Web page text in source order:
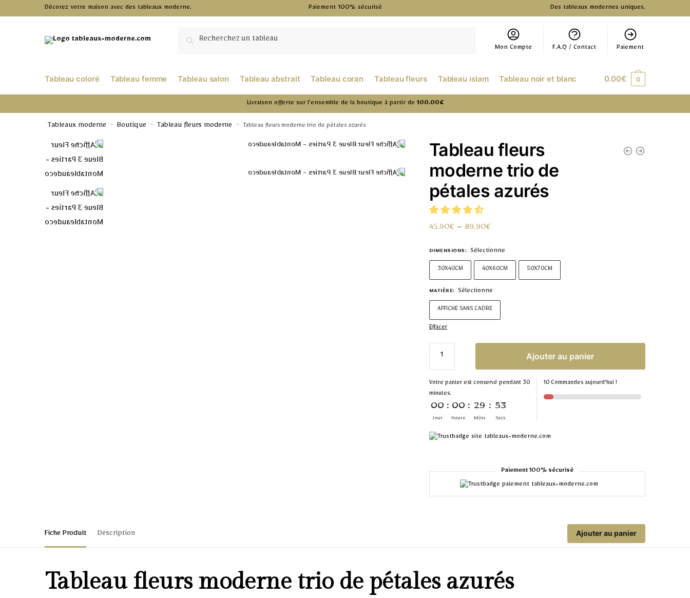
Décorez votre maison avec des tableaux moderne. Paiement 100% sécurisé Des tableaux modernes uniques.
RECHERCHE
Mon Compte F.A.Q / Contact Paiement
Tableau coloré Tableau femme Tableau salon Tableau abstrait Tableau coran Tableau fleurs Tableau islam Tableau noir et blanc 0.00€ 0
Livraison offerte sur l’ensemble de la boutique à partir de 100.00€
Tableaux moderne » Boutique » Tableau fleurs moderne » Tableau fleurs moderne trio de pétales azurés
Tableau fleurs
moderne trio de
pétales azurés
45.90€ – 89.90€
DIMENSIONS: Sélectionne
30X40CM 40X60CM 50X70CM
MATIÈRE: Sélectionne
AFFICHE SANS CADRE
Effacer
Ajouter au panier
Votre panier est conservé pendant 30
minutes.
00
Jour
: 00
Heure
: 29
Mins
: 53
Secs
10 Commandes aujourd'hui !
Paiement 100% sécurisé
Fiche Produit Description Ajouter au panier
Tableau fleurs moderne trio de pétales azurés